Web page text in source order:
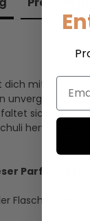
dich mit auf
sich die
hervor, die
Flasche
Email